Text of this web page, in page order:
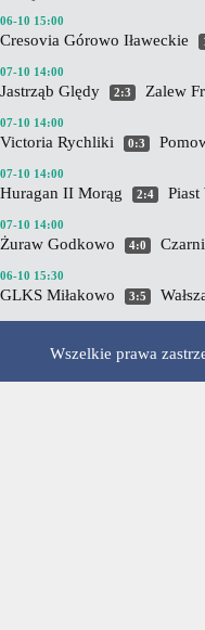
06-10 15:00
Cresovia Górowo Iławeckie
07-10 14:00
Jastrząb Ględy 2:3 Zalew
07-10 14:00
Victoria Rychliki 0:3
07-10 14:00
Huragan II Morąg 2:4 Piast
07-10 14:00
Żuraw Godkowo 4:0
06-10 15:30
GLKS Miłakowo 3:5
Wszelkie prawa